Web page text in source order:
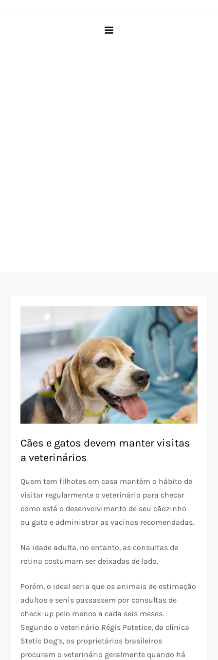
Cães e gatos devem manter visitas
a veterinários
Quem tem filhotes em casa mantém o hábito de
visitar regularmente o veterinário para checar
como está o desenvolvimento de seu cãozinho
ou gato e administrar as vacinas recomendadas.
Na idade adulta, no entanto, as consultas de
rotina costumam ser deixadas de lado.
Porém, o ideal seria que os animais de estimação
adultos e senis passassem por consultas de
check-up pelo menos a cada seis meses.
Segundo o veterinário Régis Patetice, da clínica
Stetic Dog’s, os proprietários brasileiros
procuram o veterinário geralmente quando há